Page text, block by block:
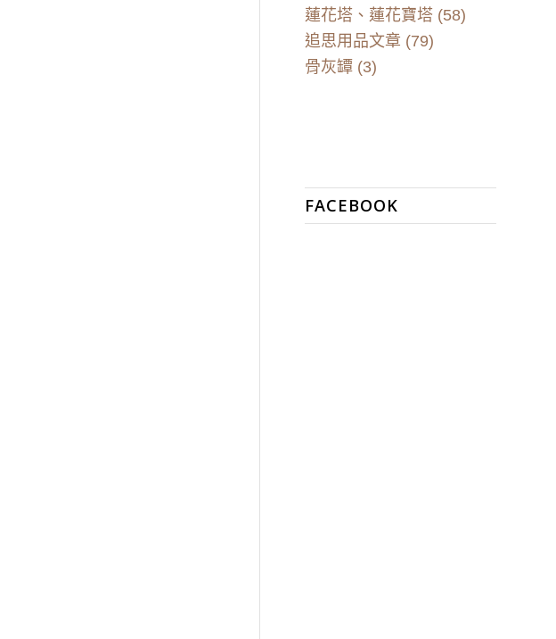
蓮花塔、蓮花寶塔 (58)
追思用品文章 (79)
骨灰罈(3)
FACEBOOK